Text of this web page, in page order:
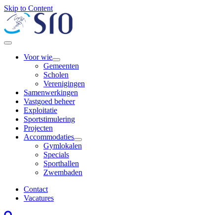
Skip to Content
Voor wie
Gemeenten
Scholen
Verenigingen
Samenwerkingen
Vastgoed beheer
Exploitatie
Sportstimulering
Projecten
Accommodaties
Gymlokalen
Specials
Sporthallen
Zwembaden
Contact
Vacatures